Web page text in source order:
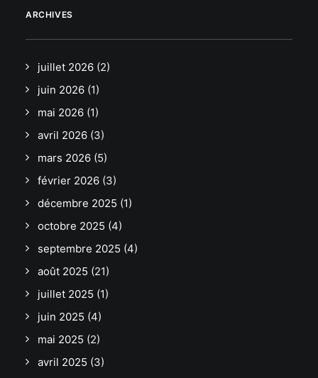
ARCHIVES
juillet 2026 (2)
juin 2026 (1)
mai 2026 (1)
avril 2026 (3)
mars 2026 (5)
février 2026 (3)
décembre 2025 (1)
octobre 2025 (4)
septembre 2025 (4)
août 2025 (21)
juillet 2025 (1)
juin 2025 (4)
mai 2025 (2)
avril 2025 (3)